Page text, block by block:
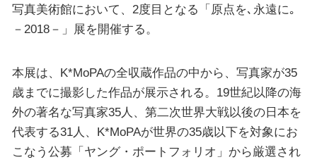
写真美術館において、2度目となる「原点を､永遠に｡
－2018－」展を開催する。
本展は、K*MoPAの全収蔵作品の中から、写真家が35
歳までに撮影した作品が展示される。19世紀以降の海
外の著名な写真家35人、第二次世界大戦以後の日本を
代表する31人、K*MoPAが世界の35歳以下を対象にお
こなう公募「ヤング・ポートフォリオ」から厳選され